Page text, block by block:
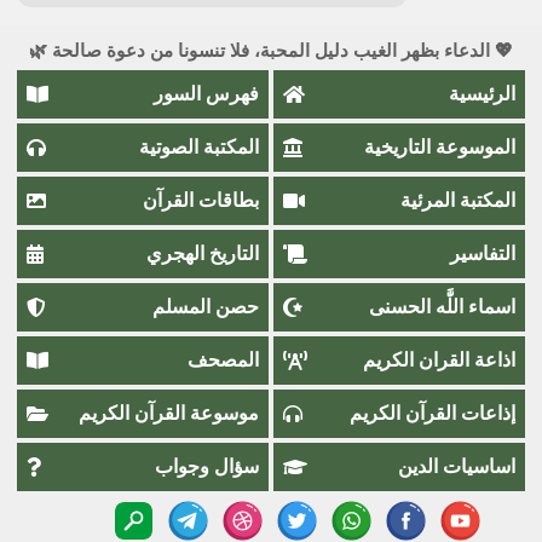
💖 الدعاء بظهر الغيب دليل المحبة، فلا تنسونا من دعوة صالحة 🌿
الرئيسية فهرس السور
الموسوعة التاريخية المكتبة الصوتية
المكتبة المرئية بطاقات القرآن
التفاسير التاريخ الهجري
اسماء اللَّٰه الحسنى حصن المسلم
اذاعة القران الكريم المصحف
إذاعات القرآن الكريم موسوعة القرآن الكريم
اساسيات الدين سؤال وجواب